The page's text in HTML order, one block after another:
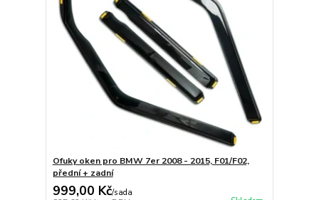
Ofuky oken pro BMW 7er 2008 - 2015, F01/F02,
přední + zadní
999,00 Kč/sada